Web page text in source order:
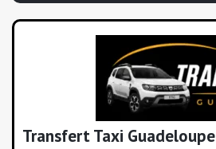
Transfert Taxi Guadeloupe